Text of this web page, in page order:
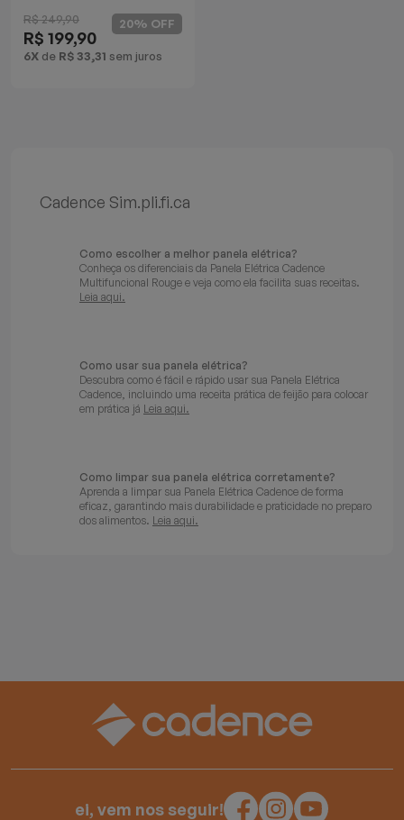
R$ 249,90
R$ 199,90
6X de R$ 33,31 sem juros
20% OFF
Cadence Sim.pli.fi.ca
Como escolher a melhor panela elétrica?
Conheça os diferenciais da Panela Elétrica Cadence
Multifuncional Rouge e veja como ela facilita suas receitas.
Leia aqui.
Como usar sua panela elétrica?
Descubra como é fácil e rápido usar sua Panela Elétrica
Cadence, incluindo uma receita prática de feijão para colocar
em prática já Leia aqui.
Como limpar sua panela elétrica corretamente?
Aprenda a limpar sua Panela Elétrica Cadence de forma
eficaz, garantindo mais durabilidade e praticidade no preparo
dos alimentos. Leia aqui.
ei, vem nos seguir!
Máquina de Waffle